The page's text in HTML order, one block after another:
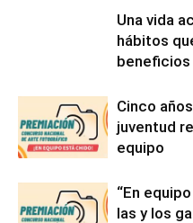
Una vida
hábitos
beneficios
Cinco
juventud
equipo
“En
las y los